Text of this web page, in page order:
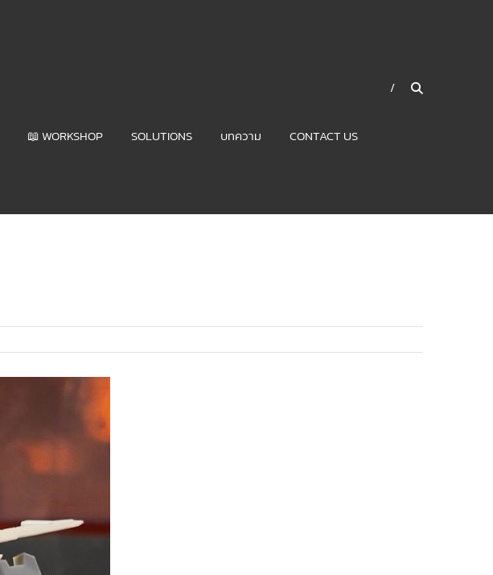
📖 WORKSHOP SOLUTIONS บทความ CONTACT US